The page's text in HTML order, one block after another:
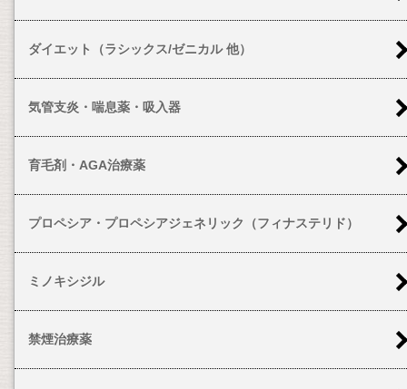
ダイエット（ラシックス/ゼニカル 他）
気管支炎・喘息薬・吸入器
育毛剤・AGA治療薬
プロペシア・プロペシアジェネリック（フィナステリド）
ミノキシジル
禁煙治療薬